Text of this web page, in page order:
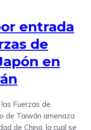
entrada
de
en
Fuerzas de
de Taiwán amenaza
de China, la cual se